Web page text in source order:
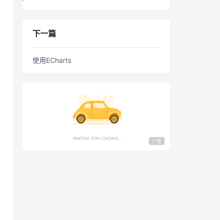
下一篇
使用ECharts
广告